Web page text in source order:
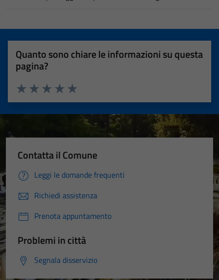
Quanto sono chiare le informazioni su questa
pagina?
Valuta 5 stelle su 5
Valuta 4 stelle su 5
Valuta 3 stelle su 5
Valuta 2 stelle su 5
Valuta 1 stelle su 5
Contatta il Comune
Leggi le domande frequenti
Richiedi assistenza
Prenota appuntamento
Problemi in città
Segnala disservizio